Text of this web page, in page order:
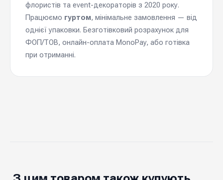
флористів та event-декораторів з 2020 року.
Працюємо гуртом, мінімальне замовлення — від
однієї упаковки. Безготівковий розрахунок для
ФОП/ТОВ, онлайн-оплата MonoPay, або готівка
при отриманні.